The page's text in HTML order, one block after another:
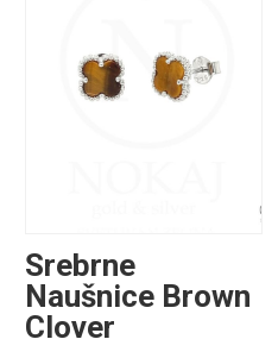
Srebrne
Naušnice Brown
Clover